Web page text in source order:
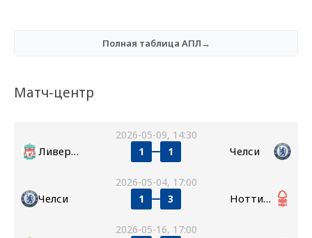
Полная таблица АПЛ→
Матч-центр
2026-05-09, 14:30
Ливерпуль 1 1 Челси
2026-05-04, 17:00
Челси 1 3 Ноттингем Форест
2026-05-16, 17:00